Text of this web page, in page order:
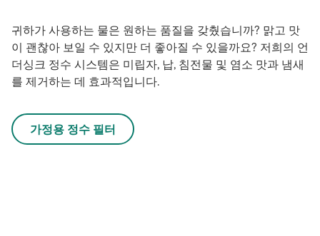
귀하가 사용하는 물은 원하는 품질을 갖췄습니까? 맑고 맛
이 괜찮아 보일 수 있지만 더 좋아질 수 있을까요? 저희의 언
더싱크 정수 시스템은 미립자, 납, 침전물 및 염소 맛과 냄새
를 제거하는 데 효과적입니다.
가정용 정수 필터